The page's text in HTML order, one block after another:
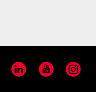
LinkedIn YouTubeInstagram